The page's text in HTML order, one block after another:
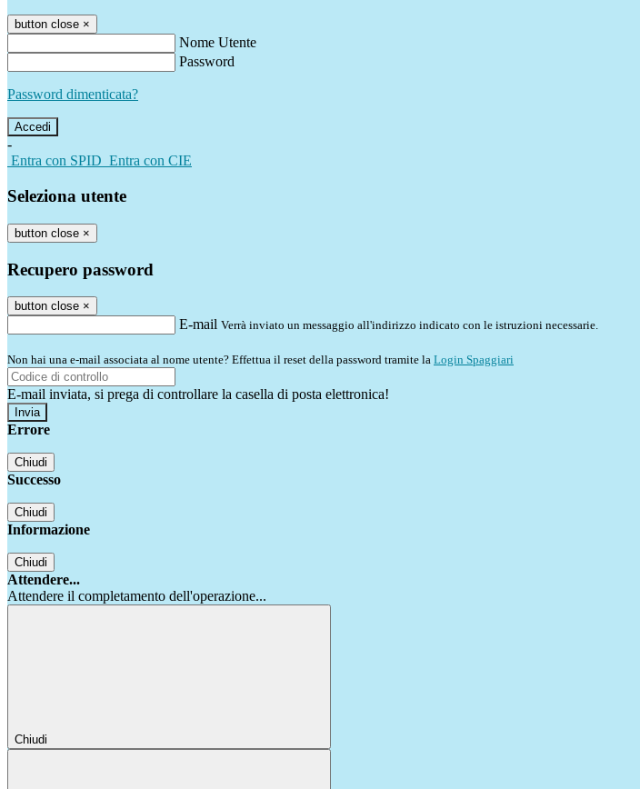
button close ×
Nome Utente
Password
Password dimenticata?
-
Entra con SPID Entra con CIE
Seleziona utente
button close ×
Recupero password
button close ×
E-mail Verrà inviato un messaggio all'indirizzo indicato con le istruzioni necessarie.
Non hai una e-mail associata al nome utente? Effettua il reset della password tramite la Login Spaggiari
E-mail inviata, si prega di controllare la casella di posta elettronica!
Errore
Chiudi
Successo
Chiudi
Informazione
Chiudi
Attendere...
Attendere il completamento dell'operazione...
Chiudi